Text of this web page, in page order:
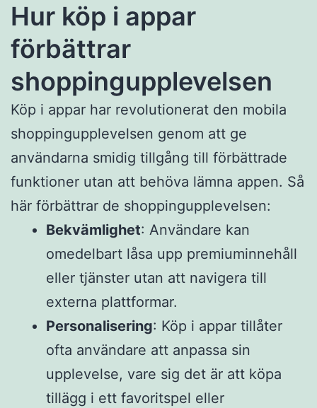
Hur köp i appar
förbättrar
shoppingupplevelsen
Köp i appar har revolutionerat den mobila
shoppingupplevelsen genom att ge
användarna smidig tillgång till förbättrade
funktioner utan att behöva lämna appen. Så
här förbättrar de shoppingupplevelsen:
Bekvämlighet: Användare kan
omedelbart låsa upp premiuminnehåll
eller tjänster utan att navigera till
externa plattformar.
Personalisering: Köp i appar tillåter
ofta användare att anpassa sin
upplevelse, vare sig det är att köpa
tillägg i ett favoritspel eller